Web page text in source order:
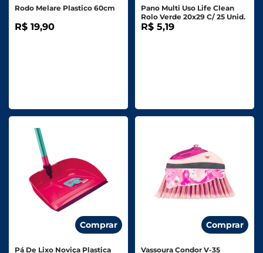
Rodo Melare Plastico 60cm
R$ 19,90
Pano Multi Uso Life Clean
Rolo Verde 20x29 C/ 25 Unid.
R$ 5,19
Comprar
Pá De Lixo Noviça Plastica
Comprar
Vassoura Condor V-35